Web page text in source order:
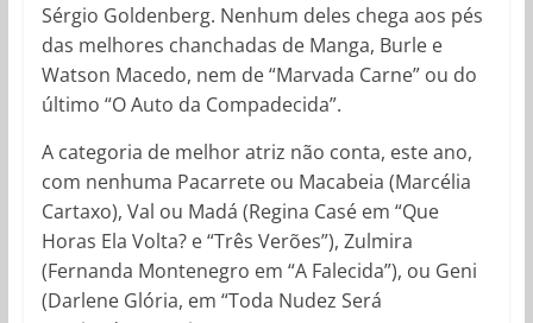
Sérgio Goldenberg. Nenhum deles chega aos pés
das melhores chanchadas de Manga, Burle e
Watson Macedo, nem de “Marvada Carne” ou do
último “O Auto da Compadecida”.
A categoria de melhor atriz não conta, este ano,
com nenhuma Pacarrete ou Macabeia (Marcélia
Cartaxo), Val ou Madá (Regina Casé em “Que
Horas Ela Volta? e “Três Verões”), Zulmira
(Fernanda Montenegro em “A Falecida”), ou Geni
(Darlene Glória, em “Toda Nudez Será